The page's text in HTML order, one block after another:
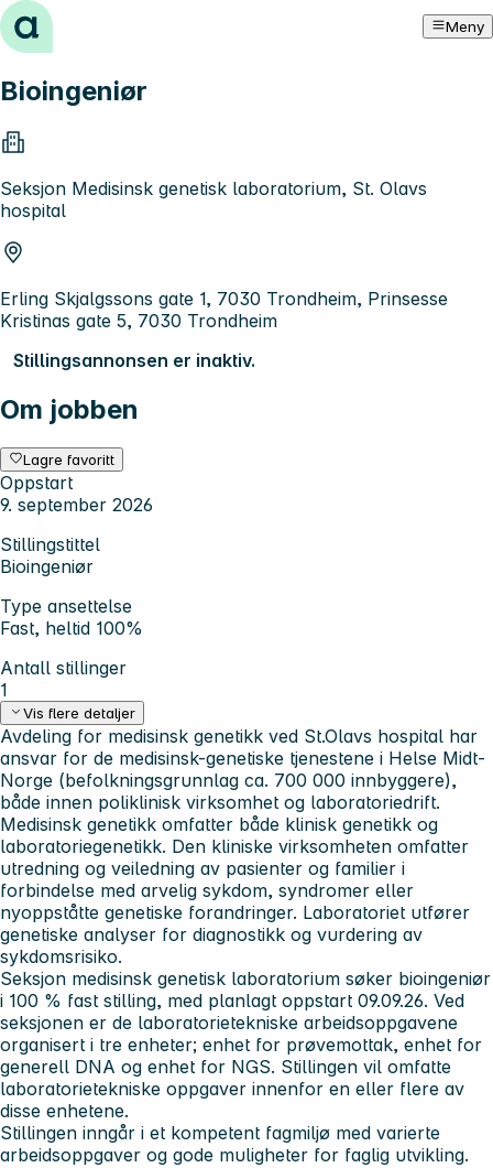
Hopp til innhold Meny
Bioingeniør
Seksjon Medisinsk genetisk laboratorium, St. Olavs
hospital
Erling Skjalgssons gate 1, 7030 Trondheim, Prinsesse
Kristinas gate 5, 7030 Trondheim
Stillingsannonsen er inaktiv.
Om jobben
Lagre favoritt
Oppstart
9. september 2026
Stillingstittel
Bioingeniør
Type ansettelse
Fast, heltid 100%
Antall stillinger
1
Vis flere detaljer
Avdeling for medisinsk genetikk ved St.Olavs hospital har
ansvar for de medisinsk-genetiske tjenestene i Helse Midt-
Norge (befolkningsgrunnlag ca. 700 000 innbyggere),
både innen poliklinisk virksomhet og laboratoriedrift.
Medisinsk genetikk omfatter både klinisk genetikk og
laboratoriegenetikk. Den kliniske virksomheten omfatter
utredning og veiledning av pasienter og familier i
forbindelse med arvelig sykdom, syndromer eller
nyoppståtte genetiske forandringer. Laboratoriet utfører
genetiske analyser for diagnostikk og vurdering av
sykdomsrisiko.
Seksjon medisinsk genetisk laboratorium søker bioingeniør
i 100 % fast stilling, med planlagt oppstart 09.09.26. Ved
seksjonen er de laboratorietekniske arbeidsoppgavene
organisert i tre enheter; enhet for prøvemottak, enhet for
generell DNA og enhet for NGS. Stillingen vil omfatte
laboratorietekniske oppgaver innenfor en eller flere av
disse enhetene.
Stillingen inngår i et kompetent fagmiljø med varierte
arbeidsoppgaver og gode muligheter for faglig utvikling.